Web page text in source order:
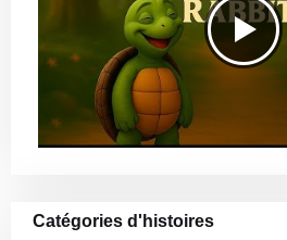
Catégories d'histoires